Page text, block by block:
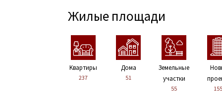
Жилые площади
Kвартиры
237
Дома
51
Земельные
участки
55